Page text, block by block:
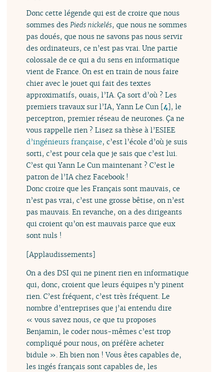
Donc cette légende qui est de croire que nous
sommes desPieds nickelés, que nous ne sommes
pas doués, que nous ne savons pas nous servir
des ordinateurs, ce n’est pas vrai. Une partie
colossale de ce qui a du sens en informatique
vient de France. On est en train de nous faire
chier avec le jouet qui fait des textes
approximatifs, ouais, l’IA. Ça sort d’où ? Les
premiers travaux sur l’IA, Yann Le Cun [4], le
perceptron, premier réseau de neurones. Ça ne
vous rappelle rien ? Lisez sa thèse à l’ESIEE
d’ingénieurs française, c’est l’école d’où je suis
sorti, c’est pour cela que je sais que c’est lui.
C’est qui Yann Le Cun maintenant ? C’est le
patron de l’IA chez Facebook !
Donc croire que les Français sont mauvais, ce
n’est pas vrai, c’est une grosse bêtise, on n’est
pas mauvais. En revanche, on a des dirigeants
qui croient qu’on est mauvais parce que eux
sont nuls !
[Applaudissements]
On a des DSI qui ne pinent rien en informatique
qui, donc, croient que leurs équipes n’y pinent
rien. C’est fréquent, c’est très fréquent. Le
nombre d’entreprises que j’ai entendu dire
« vous savez nous, ce que tu proposes
Benjamin, le coder nous-mêmes c’est trop
compliqué pour nous, on préfère acheter
bidule ». Eh bien non ! Vous êtes capables de,
les ingés français sont capables de, les